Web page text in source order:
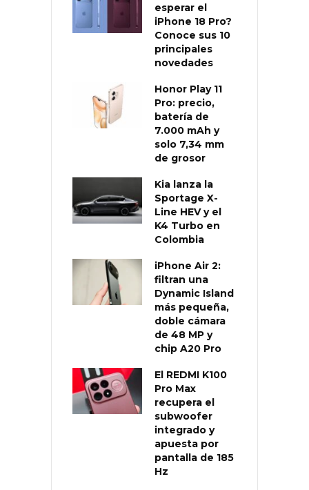
esperar el
iPhone 18 Pro?
Conoce sus 10
principales
novedades
Honor Play 11
Pro: precio,
batería de
7.000 mAh y
solo 7,34 mm
de grosor
Kia lanza la
Sportage X-
Line HEV y el
K4 Turbo en
Colombia
iPhone Air 2:
filtran una
Dynamic Island
más pequeña,
doble cámara
de 48 MP y
chip A20 Pro
El REDMI K100
Pro Max
recupera el
subwoofer
integrado y
apuesta por
pantalla de 185
Hz